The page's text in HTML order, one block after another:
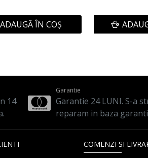
ADAUGĂ ÎN COŞ
14
Garantie
Garantie 24 LUNI. S-a
reparam in baza
COMENZI SI